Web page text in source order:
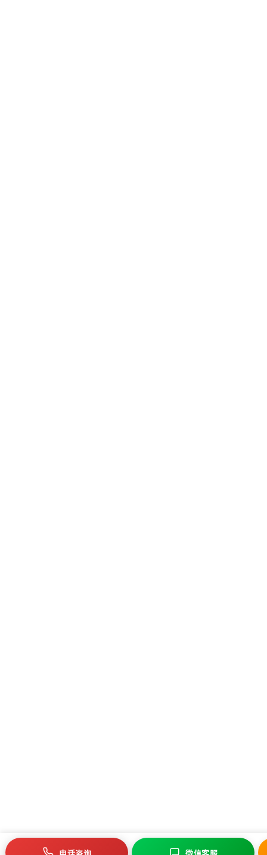
电话咨询 微信客服